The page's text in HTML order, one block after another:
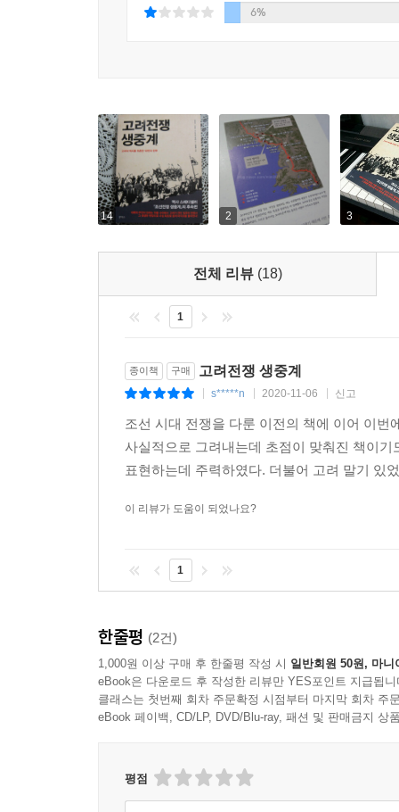
이 민중들의 힘에 있었다고 저자들은 주장한다
6%
14 2 3
전체 리뷰 (18)
1
종이책 구매 고려전쟁 생중계
s*****n 2020-11-06 신고
조선 시대 전쟁을 다룬 이전의 책에 이어 이
사실적으로 그려내는데 초점이 맞춰진 책이
표현하는데 주력하였다. 더불어 고려 말기 있
이 리뷰가 도움이 되었나요?
1
한줄평 (2건)
1,000원 이상 구매 후 한줄평 작성 시 일반회원 50원, 마니
eBook은 다운로드 후 작성한 리뷰만 YES포인트 지급됩니
클래스는 첫번째 회차 주문확정 시점부터 마지막 회차 주
eBook 페이백, CD/LP, DVD/Blu-ray, 패션 및 판매금지 상
평점